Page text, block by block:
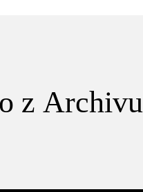
z Archivu